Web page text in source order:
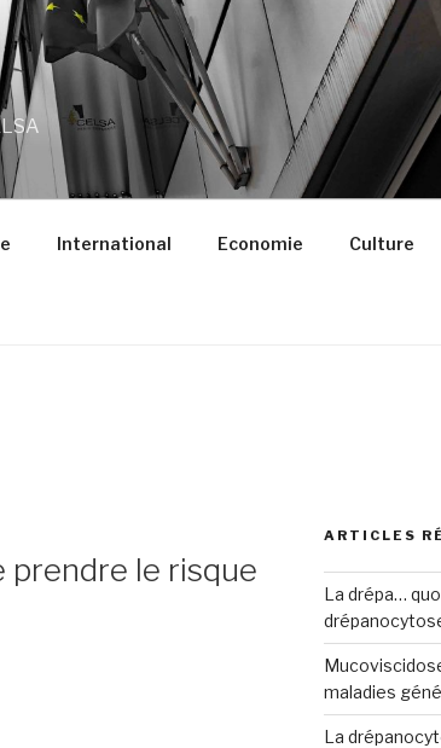
International Economie Culture
prendre le risque
ARTICLES
La drépa…
maladies
La